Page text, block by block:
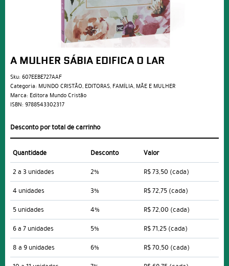
A MULHER SÁBIA EDIFICA O LAR
Sku: 607EEBE727AAF
Categoria: MUNDO CRISTÃO, EDITORAS, FAMÍLIA, MÃE E MULHER
Marca: Editora Mundo Cristão
ISBN: 9788543302317
Desconto por total de carrinho
Quantidade Desconto
Valor
2 a 3 unidades
2% R$ 73,50 (cada)
4 unidades
3% R$ 72,75 (cada)
5 unidades
4% R$ 72,00 (cada)
6 a 7 unidades
5% R$ 71,25 (cada)
8 a 9 unidades
6% R$ 70,50 (cada)